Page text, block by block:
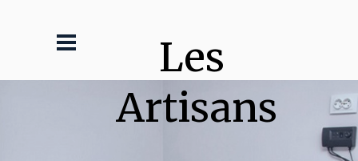
Les
Artisans